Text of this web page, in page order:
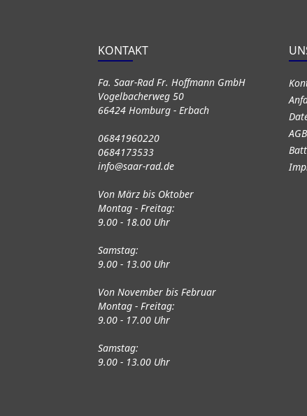
KONTAKT
Fa. Saar-Rad Fr. Hoffmann GmbH
Vogelbacherweg 50
66424 Homburg - Erbach
06841960220
0684173533
info@saar-rad.de
Von März bis Oktober
Montag - Freitag:
9.00 - 18.00 Uhr
Samstag:
9.00 - 13.00 Uhr
Von November bis Februar
Montag - Freitag:
9.00 - 17.00 Uhr
Samstag:
9.00 - 13.00 Uhr
AGB